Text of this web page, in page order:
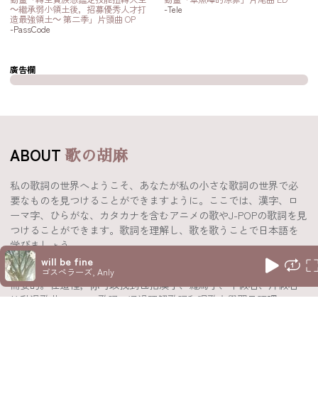
will be fine
ゴスペラーズ, Anly
～繼承弱小領土後，招募優秀人才打
造最強領土～ 第二季」片頭曲 OP
-PassCode
-Tele
廣告欄
ABOUT歌の胡麻
私の歌詞の世界へようこそ、あなたが私の小さな歌詞の世界で必
要なものを見つけることができますように。ここでは、漢字、ロ
ーマ字、ひらがな、カタカナを含むアニメの歌やJ-POPの歌詞を見
つけることができます。歌詞を理解し、歌を歌うことで日本語を
学びましょう。
歡迎來到我的歌詞世界，希望你能在我的小小歌詞世界中找到你所
需要的。在這裡，你可以找到包括漢字、羅馬字、平假名、片假名
的動漫歌曲、J-POP歌詞。通過理解歌詞和唱歌來學習日語吧。